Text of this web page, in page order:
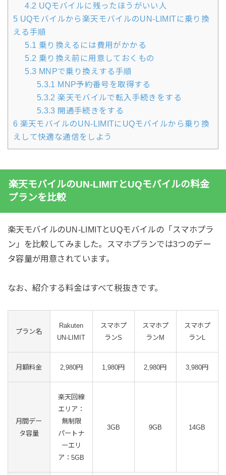
4.2 UQモバイルに残ったほうがいい人
5 UQモバイルから楽天モバイルのUN-LIMITに乗り換
える手順
5.1 乗り換えるには費用がかかる
5.2 乗り換え前に用意しておくもの
5.3 MNPで乗り換えする手順
5.3.1 MNP予約番号を取得する
5.3.2 楽天モバイルで転入手続きをする
5.3.3 開通手続きをする
6 楽天モバイルのUN-LIMITにUQモバイルから乗り換
えして快適な通信をしよう
楽天モバイルのUN-LIMITとUQモバイルの料金
プランを比較
楽天モバイルのUN-LIMITとUQモバイルの「スマホプラ
ン」を比較してみました。スマホプランでは3つのデー
タ容量が用意されています。
なお、紹介する料金はすべて税抜きです。
プラン名
Rakuten
UN-LIMIT
スマホプ
ランS
スマホプ
ランM
スマホプ
ランL
月額料金 2,980円 1,980円 2,980円 3,980円
月間デー
タ容量
楽天回線
エリア：
無制限
パートナ
ーエリ
ア：5GB
3GB 9GB 14GB